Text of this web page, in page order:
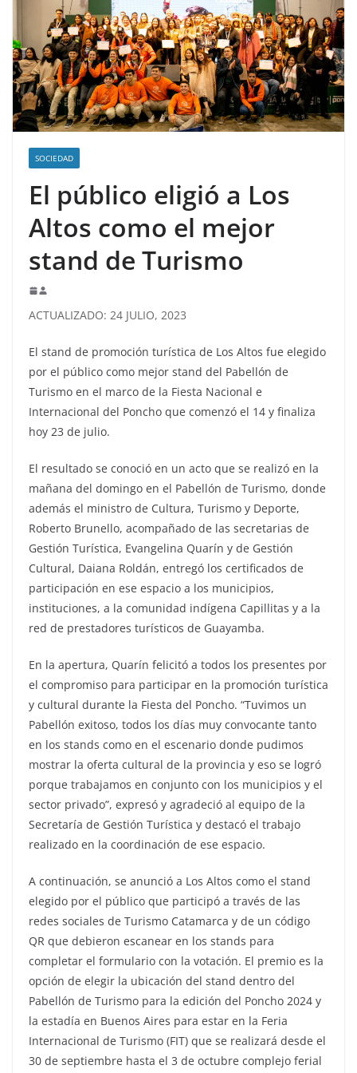
SOCIEDAD
El público eligió a Los
Altos como el mejor
stand de Turismo
ACTUALIZADO: 24 JULIO, 2023
El stand de promoción turística de Los Altos fue elegido
por el público como mejor stand del Pabellón de
Turismo en el marco de la Fiesta Nacional e
Internacional del Poncho que comenzó el 14 y finaliza
hoy 23 de julio.
El resultado se conoció en un acto que se realizó en la
mañana del domingo en el Pabellón de Turismo, donde
además el ministro de Cultura, Turismo y Deporte,
Roberto Brunello, acompañado de las secretarias de
Gestión Turística, Evangelina Quarín y de Gestión
Cultural, Daiana Roldán, entregó los certificados de
participación en ese espacio a los municipios,
instituciones, a la comunidad indígena Capillitas y a la
red de prestadores turísticos de Guayamba.
En la apertura, Quarín felicitó a todos los presentes por
el compromiso para participar en la promoción turística
y cultural durante la Fiesta del Poncho. “Tuvimos un
Pabellón exitoso, todos los días muy convocante tanto
en los stands como en el escenario donde pudimos
mostrar la oferta cultural de la provincia y eso se logró
porque trabajamos en conjunto con los municipios y el
sector privado”, expresó y agradeció al equipo de la
Secretaría de Gestión Turística y destacó el trabajo
realizado en la coordinación de ese espacio.
A continuación, se anunció a Los Altos como el stand
elegido por el público que participó a través de las
redes sociales de Turismo Catamarca y de un código
QR que debieron escanear en los stands para
completar el formulario con la votación. El premio es la
opción de elegir la ubicación del stand dentro del
Pabellón de Turismo para la edición del Poncho 2024 y
la estadía en Buenos Aires para estar en la Feria
Internacional de Turismo (FIT) que se realizará desde el
30 de septiembre hasta el 3 de octubre complejo ferial